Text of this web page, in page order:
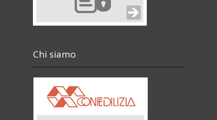
Chi siamo